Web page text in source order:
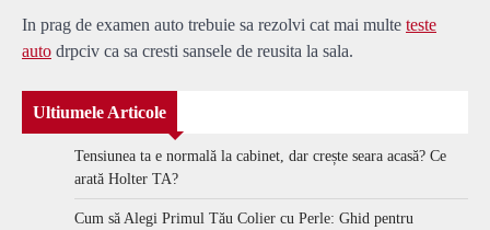
In prag de examen auto trebuie sa rezolvi cat mai multe teste
auto drpciv ca sa cresti sansele de reusita la sala.
Ultiumele Articole
Tensiunea ta e normală la cabinet, dar crește seara acasă? Ce
arată Holter TA?
Cum să Alegi Primul Tău Colier cu Perle: Ghid pentru